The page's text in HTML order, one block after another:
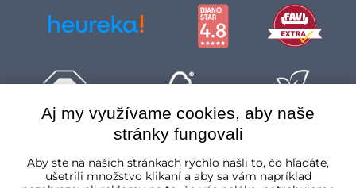
Aj my využívame cookies, aby naše
stránky fungovali
Aby ste na našich stránkach rýchlo našli to, čo hľadáte,
ušetrili množstvo klikaní a aby sa vám napríklad